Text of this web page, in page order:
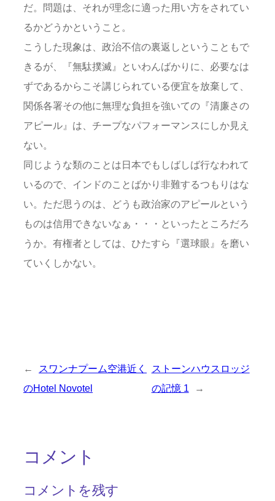
だ。問題は、それが理念に適った用い方をされてい
るかどうかということ。
こうした現象は、政治不信の裏返しということもで
きるが、『無駄撲滅』といわんばかりに、必要なは
ずであるからこそ講じられている便宜を放棄して、
関係各署その他に無理な負担を強いての『清廉さの
アピール』は、チープなパフォーマンスにしか見え
ない。
同じような類のことは日本でもしばしば行なわれて
いるので、インドのことばかり非難するつもりはな
い。ただ思うのは、どうも政治家のアピールという
ものは信用できないなぁ・・・といったところだろ
うか。有権者としては、ひたすら『選球眼』を磨い
ていくしかない。
←
スワンナプーム空港近く
のHotel Novotel
ストーンハウスロッジ
の記憶 1
→
コメント
コメントを残す